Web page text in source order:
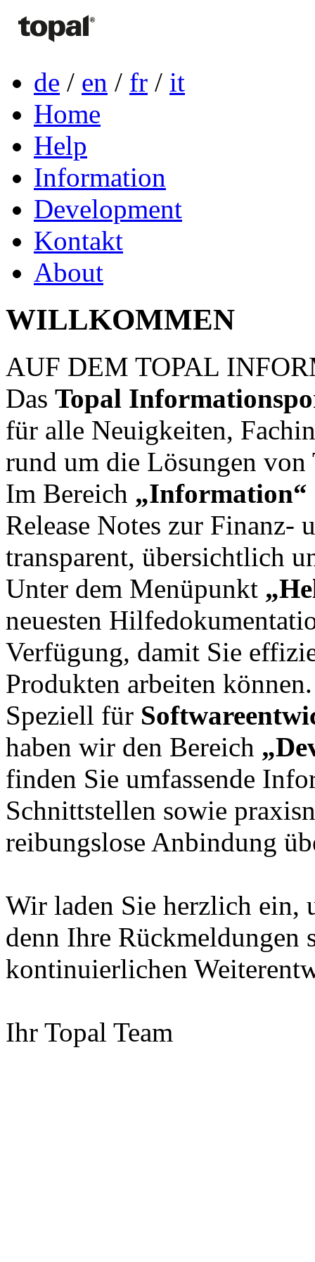
de / en / fr / it
Home
Help
Information
Development
Kontakt
About
WILLKOMMEN
AUF DEM TOPAL
Das Topal
für alle Neuigkeiten,
rund um die Lösungen
Im Bereich „Information“
Release Notes zur Finanz-
transparent, übersichtlich
Unter dem Menüpunkt
neuesten
Verfügung, damit Sie
Produkten arbeiten können.
Speziell für
haben wir den Bereich
finden Sie umfassende
Schnittstellen sowie
reibungslose Anbindung
Wir laden Sie herzlich ein,
denn Ihre
kontinuierlichen
Ihr Topal Team